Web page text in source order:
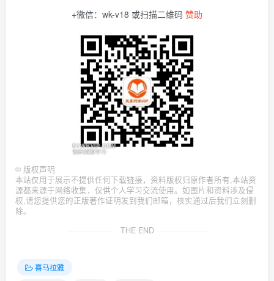
+微信：wk-v18 或扫描二维码 赞助
© 版权声明
本站仅用于展示不提供任何下载链接，资料版权归原作者所有,本站资
源都来源于网络收集，仅供个人学习交流使用。如图片和资料涉及侵
权,请您提供您的正版著作证明发到我们邮箱，核实通过后我们立刻删
除。
THE END
喜马拉雅